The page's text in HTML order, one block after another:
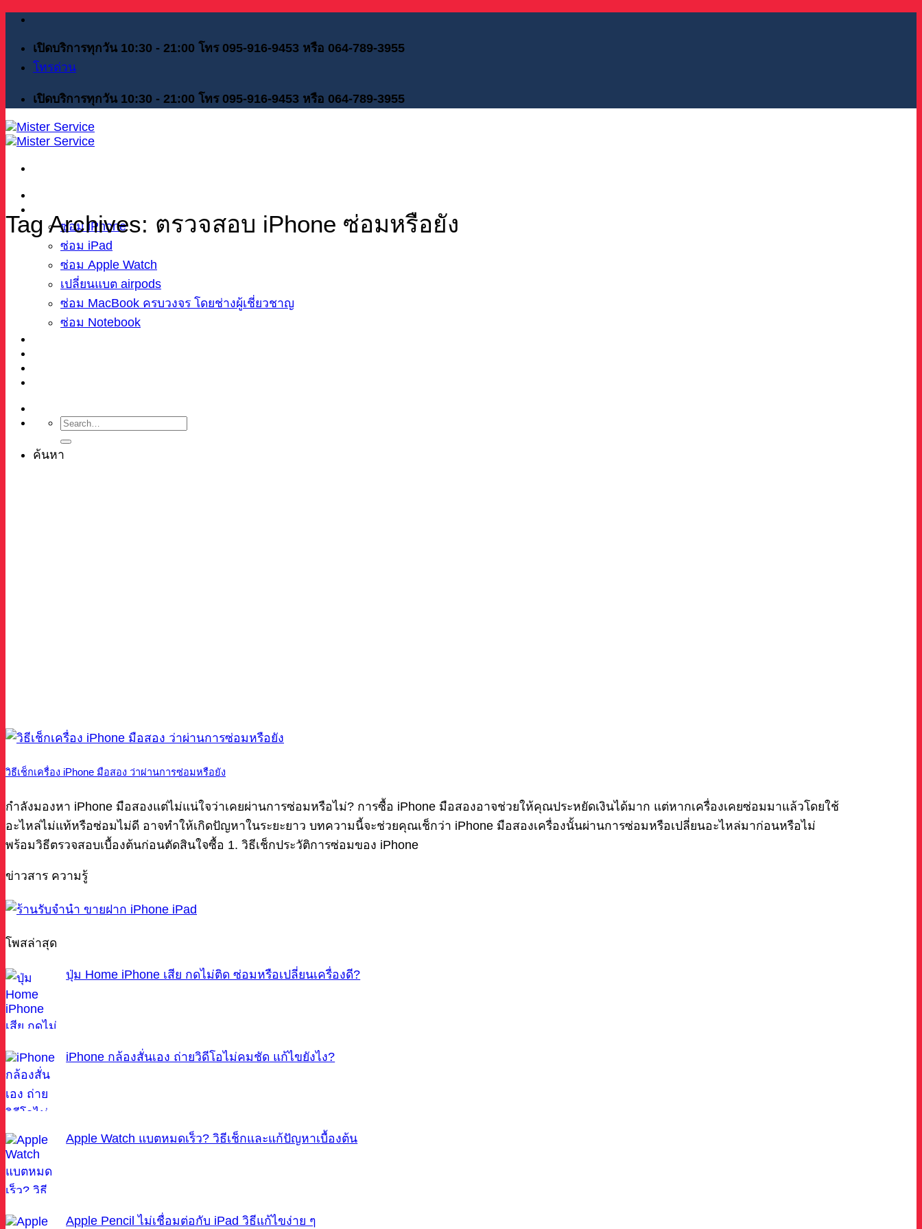
Skip
contentเปิดบริการทุกวัน 10:30 - 21:00 โทร 095-916-9453 หรือ 064-789-3955
โทรด่วน
เปิดบริการทุกวัน 10:30 - 21:00 โทร 095-916-9453 หรือ 064-789-3955
ซ่อม iPhone
ซ่อม iPad
ซ่อม Apple Watch
เปลี่ยนแบต airpods
ซ่อม MacBook ครบวงจร โดยช่างผู้เชี่ยวชาญ
ซ่อม Notebook
ค้นหา
Tag Archives: ตรวจสอบ iPhone ซ่อมหรือยัง
วิธีเช็กเครื่อง iPhone มือสอง ว่าผ่านการซ่อมหรือยัง
กำลังมองหา iPhone มือสองแต่ไม่แน่ใจว่าเคยผ่านการซ่อมหรือไม่? การซื้อ iPhone มือสองอาจช่วยให้คุณประหยัดเงินได้มาก แต่หากเครื่องเคยซ่อมมาแล้วโดยใช้
อะไหล่ไม่แท้หรือซ่อมไม่ดี อาจทำให้เกิดปัญหาในระยะยาว บทความนี้จะช่วยคุณเช็กว่า iPhone มือสองเครื่องนั้นผ่านการซ่อมหรือเปลี่ยนอะไหล่มาก่อนหรือไม่
พร้อมวิธีตรวจสอบเบื้องต้นก่อนตัดสินใจซื้อ 1. วิธีเช็กประวัติการซ่อมของ iPhone
ข่าวสาร ความรู้
โพสล่าสุด
ปุ่ม Home iPhone เสีย กดไม่ติด ซ่อมหรือเปลี่ยนเครื่องดี?
iPhone กล้องสั่นเอง ถ่ายวิดีโอไม่คมชัด แก้ไขยังไง?
Apple Watch แบตหมดเร็ว? วิธีเช็กและแก้ปัญหาเบื้องต้น
Apple Pencil ไม่เชื่อมต่อกับ iPad วิธีแก้ไขง่าย ๆ